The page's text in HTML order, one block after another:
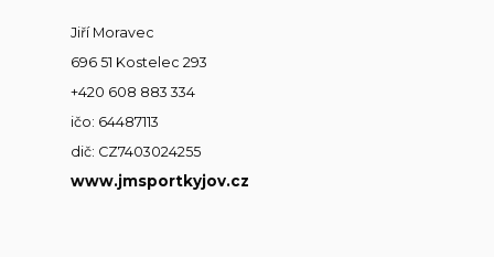
Jiří Moravec
696 51 Kostelec 293
+420 608 883 334
ičo: 64487113
dič: CZ7403024255
www.jmsportkyjov.cz